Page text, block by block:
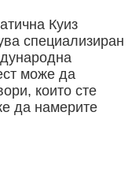
Куиз
специализиран
може да
които сте
да намерите